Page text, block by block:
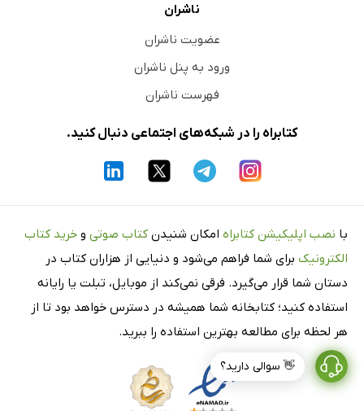
👋 سوالی دارید؟
ناشران
عضویت ناشران
ورود به پنل ناشران
فهرست ناشران
کتابراه را در شبکه‌های اجتماعی دنبال کنید.
با نصب اپلیکیشن کتابراه امکان شنیدن کتاب صوتی و خرید کتاب
الکترونیک برای شما فراهم می‌شود و دنیایی از هزاران کتاب در
دستان شما قرار می‌گیرد. فرقی نمی‌کند از موبایل، تبلت یا رایانه
استفاده کنید؛ کتابخانه شما همیشه در دسترس خواهد بود تا از
هر لحظه برای مطالعه بهترین استفاده را ببرید.